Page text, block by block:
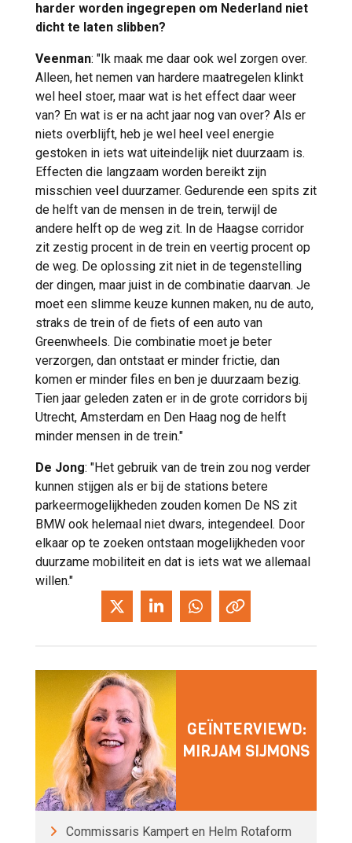
harder worden ingegrepen om Nederland niet
dicht te laten slibben?
Veenman: "Ik maak me daar ook wel zorgen over.
Alleen, het nemen van hardere maatregelen klinkt
wel heel stoer, maar wat is het effect daar weer
van? En wat is er na acht jaar nog van over? Als er
niets overblijft, heb je wel heel veel energie
gestoken in iets wat uiteindelijk niet duurzaam is.
Effecten die langzaam worden bereikt zijn
misschien veel duurzamer. Gedurende een spits zit
de helft van de mensen in de trein, terwijl de
andere helft op de weg zit. In de Haagse corridor
zit zestig procent in de trein en veertig procent op
de weg. De oplossing zit niet in de tegenstelling
der dingen, maar juist in de combinatie daarvan. Je
moet een slimme keuze kunnen maken, nu de auto,
straks de trein of de fiets of een auto van
Greenwheels. Die combinatie moet je beter
verzorgen, dan ontstaat er minder frictie, dan
komen er minder files en ben je duurzaam bezig.
Tien jaar geleden zaten er in de grote corridors bij
Utrecht, Amsterdam en Den Haag nog de helft
minder mensen in de trein."
De Jong: "Het gebruik van de trein zou nog verder
kunnen stijgen als er bij de stations betere
parkeermogelijkheden zouden komen De NS zit
BMW ook helemaal niet dwars, integendeel. Door
elkaar op te zoeken ontstaan mogelijkheden voor
duurzame mobiliteit en dat is iets wat we allemaal
willen."
GEÏNTERVIEWD:
MIRJAM SIJMONS
Commissaris Kampert en Helm Rotaform